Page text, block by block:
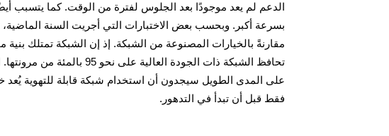
الدعم لم يعد موجودًا بعد الجلوس لفترة من الوقت. كما يتسبب
مقارنةً بالخيارات المصنوعة من الشبكة. إذ إن الشبكة تمتلك
تحافظ الشبكة ذات الجودة
على المدى الطويل سيجدون أن استخدام شبكة قابلة للتهوية يُعد
فقط قبل أن تبدأ في التدهور.